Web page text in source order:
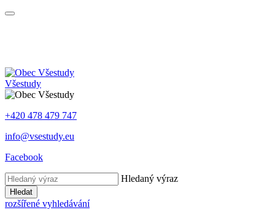
Všestudy
+420 478 479 747
info@vsestudy.eu
Facebook
Hledaný výraz
Hledat
rozšířené vyhledávání